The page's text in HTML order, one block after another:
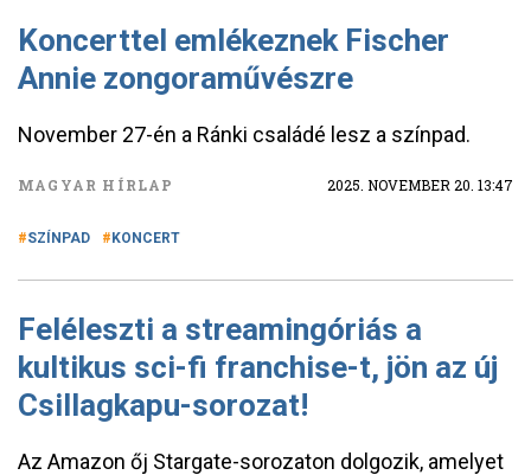
Koncerttel emlékeznek Fischer
Annie zongoraművészre
November 27-én a Ránki családé lesz a színpad.
MAGYAR HÍRLAP 2025. NOVEMBER 20. 13:47
SZÍNPAD KONCERT
Feléleszti a streamingóriás a
kultikus sci-fi franchise-t, jön az új
Csillagkapu-sorozat!
Az Amazon őj Stargate-sorozaton dolgozik, amelyet